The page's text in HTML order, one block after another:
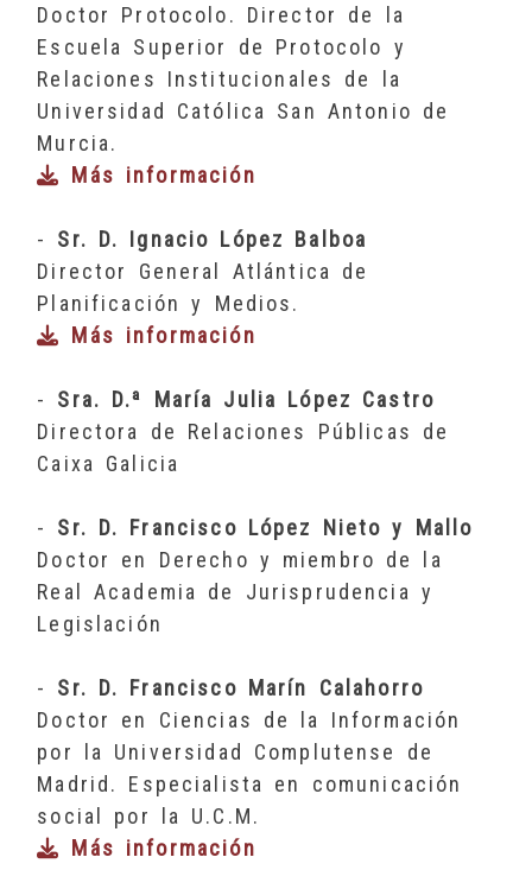
Doctor Protocolo. Director de la
Escuela Superior de Protocolo y
Relaciones Institucionales de la
Universidad Católica San Antonio de
Murcia.
Más información
- Sr. D. Ignacio López Balboa
Director General Atlántica de
Planificación y Medios.
Más información
- Sra. D.ª María Julia López Castro
Directora de Relaciones Públicas de
Caixa Galicia
- Sr. D. Francisco López Nieto y Mallo
Doctor en Derecho y miembro de la
Real Academia de Jurisprudencia y
Legislación
- Sr. D. Francisco Marín Calahorro
Doctor en Ciencias de la Información
por la Universidad Complutense de
Madrid. Especialista en comunicación
social por la U.C.M.
Más información